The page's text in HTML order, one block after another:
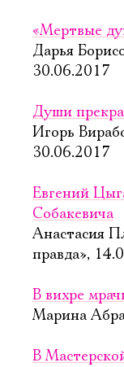
«Мертвые
Дарья
30.06.2017
Души
Игорь
30.06.2017
Евгений
Собакевича
Анастасия
правда»,
В вихре
Марина
В